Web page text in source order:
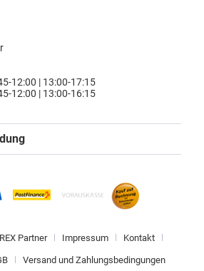
12:00 | 13:00-17:15
12:00 | 13:00-16:15
Partner Impressum Kontakt
Versand und Zahlungsbedingungen